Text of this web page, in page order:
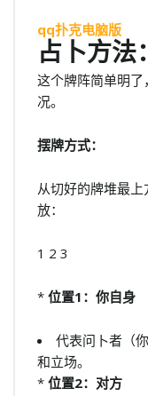
qq扑克电脑版
占卜方法
这个牌阵简单明
况。
摆牌方式：
从切好的牌堆最
放：
1 2 3
* 位置1：你自身
代表问卜者（
和立场。
* 位置2：对方